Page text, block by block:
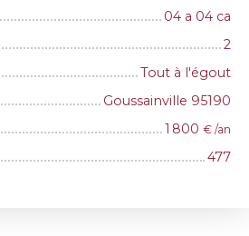
04 a 04 ca
2
Tout à l'égout
Goussainville 95190
1 800 € /an
477